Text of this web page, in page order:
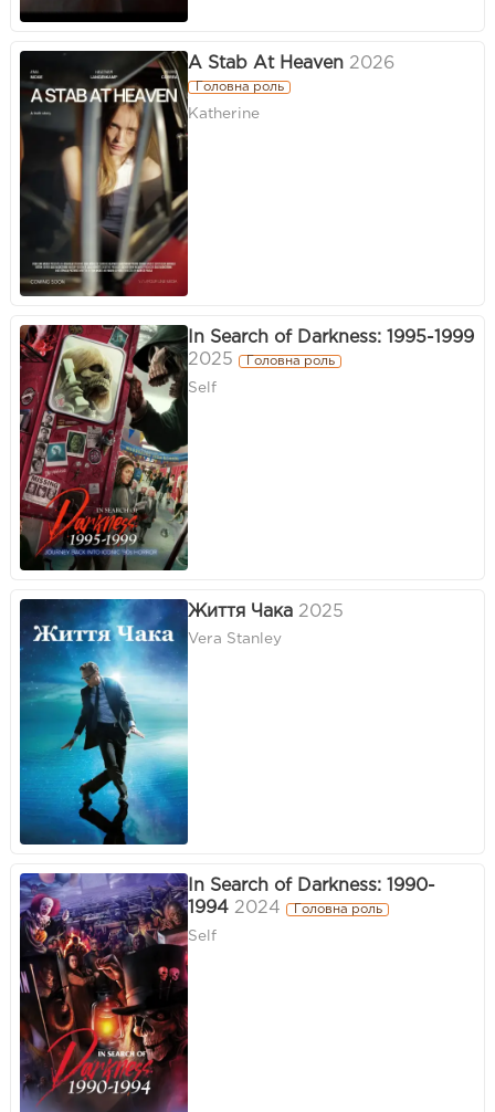
A Stab At Heaven 2026
Головна роль
Katherine
In Search of Darkness: 1995-1999
2025
Головна роль
Self
Життя Чака 2025
Vera Stanley
In Search of Darkness: 1990-
1994 2024 Головна роль
Self